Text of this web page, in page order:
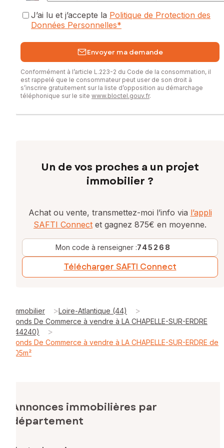
Contactez votre conseiller SAFTI : Kevin JOUAN, Tél. :
0645471725, E-mail : kevin.jouan@safti.fr - EI - Agent
commercial immatriculé au RSAC de Saint-Nazaire sous le
J’ai lu et j’accepte la Politique de Protection des
Données Personnelles*
Envoyer ma demande
Conformément à l’article L.223-2 du Code de la consommation, il
est rappelé que le consommateur peut user de son droit à
s’inscrire gratuitement sur la liste d’opposition au démarchage
téléphonique sur le site www.bloctel.gouv.fr.
Un de vos proches a un projet
immobilier ?
Achat ou vente, transmettez-moi l’info via l’appli
SAFTI Connect et gagnez 875€ en moyenne.
Mon code à renseigner :745268
Télécharger SAFTI Connect
Immobilier >Loire-Atlantique (44) >
Fonds De Commerce à vendre à LA CHAPELLE-SUR-ERDRE
(44240)
>
Fonds De Commerce à vendre à LA CHAPELLE-SUR-ERDRE de
105m²
Annonces immobilières par
département